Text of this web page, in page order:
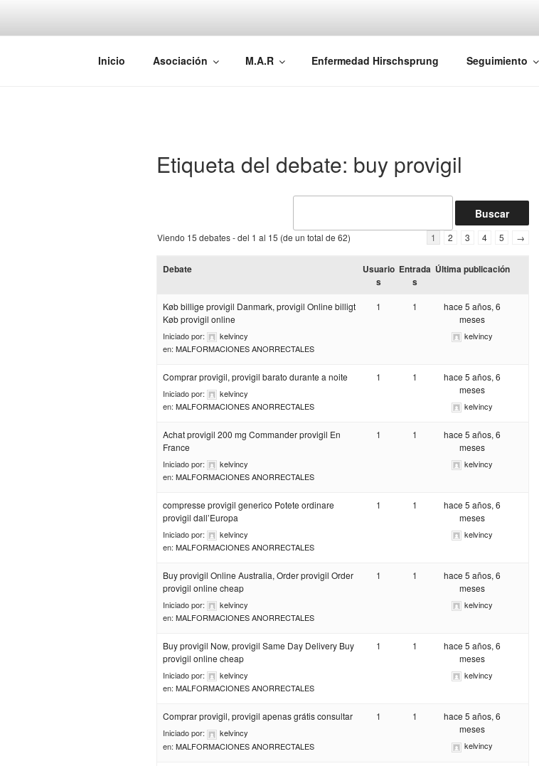
AEMAREH
Asociación Española Malformaciones Ano-Rectales
Inicio Asociación M.A.R Enfermedad Hirschsprung Seguimiento
Etiqueta del debate: buy provigil
Viendo 15 debates - del 1 al 15 (de un total de 62) 1 2 3 4 5 →
Debate
Usuario
s
Entrada
s
Última publicación
Køb billige provigil Danmark, provigil Online billigt
Køb provigil online
Iniciado por:
kelvincy
en: MALFORMACIONES ANORRECTALES
1 1
hace 5 años, 6
meses
kelvincy
Comprar provigil, provigil barato durante a noite
Iniciado por:
kelvincy
en: MALFORMACIONES ANORRECTALES
1 1
hace 5 años, 6
meses
kelvincy
Achat provigil 200 mg Commander provigil En
France
Iniciado por:
kelvincy
en: MALFORMACIONES ANORRECTALES
1 1
hace 5 años, 6
meses
kelvincy
compresse provigil generico Potete ordinare
provigil dall’Europa
Iniciado por:
kelvincy
en: MALFORMACIONES ANORRECTALES
1 1
hace 5 años, 6
meses
kelvincy
Buy provigil Online Australia, Order provigil Order
provigil online cheap
Iniciado por:
kelvincy
en: MALFORMACIONES ANORRECTALES
1 1
hace 5 años, 6
meses
kelvincy
Buy provigil Now, provigil Same Day Delivery Buy
provigil online cheap
Iniciado por:
kelvincy
en: MALFORMACIONES ANORRECTALES
1 1
hace 5 años, 6
meses
kelvincy
Comprar provigil, provigil apenas grátis consultar
Iniciado por:
kelvincy
en: MALFORMACIONES ANORRECTALES
1 1
hace 5 años, 6
meses
kelvincy